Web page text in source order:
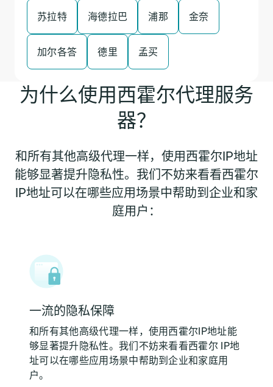
苏拉特 海德拉巴 浦那 金奈
加尔各答 德里 孟买
为什么使用西霍尔代理服务
器？
和所有其他高级代理一样，使用西霍尔IP地址
能够显著提升隐私性。我们不妨来看看西霍尔
IP地址可以在哪些应用场景中帮助到企业和家
庭用户：
一流的隐私保障
和所有其他高级代理一样，使用西霍尔IP地址能
够显著提升隐私性。我们不妨来看看西霍尔 IP地
址可以在哪些应用场景中帮助到企业和家庭用
户。